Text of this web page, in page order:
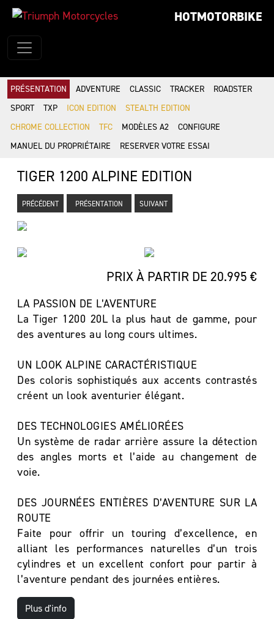
HOTMOTORBIKE
PRÉSENTATION ADVENTURE CLASSIC TRACKER
ROADSTER
SPORT
TXP ICON EDITION
STEALTH EDITION
CHROME COLLECTION
TFC MODÈLES A2
CONFIGURE
MANUEL DU PROPRIÉTAIRE
RESERVER VOTRE ESSAI
TIGER 1200 ALPINE EDITION
PRÉCÉDENT PRÉSENTATION SUIVANT
PRIX À PARTIR DE 20.995 €
LA PASSION DE L’AVENTURE
La Tiger 1200 20L la plus haut de gamme, pour
des aventures au long cours ultimes.
UN LOOK ALPINE CARACTÉRISTIQUE
Des coloris sophistiqués aux accents contrastés
créent un look aventurier élégant.
DES TECHNOLOGIES AMÉLIORÉES
Un système de radar arrière assure la détection
des angles morts et l’aide au changement de
voie.
DES JOURNÉES ENTIÈRES D’AVENTURE SUR LA
ROUTE
Faite pour offrir un touring d’excellence, en
alliant les performances naturelles d’un trois
cylindres et un excellent confort pour partir à
l’aventure pendant des journées entières.
Plus d'info